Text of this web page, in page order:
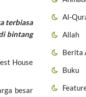
Al-
Allah
Berita
Buku
terbiasa
bintang
House
besar